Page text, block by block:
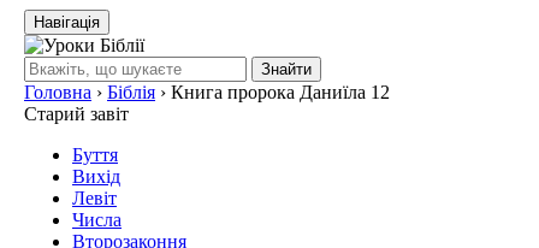
Навігація
Знайти
Головна › Біблія › Книга пророка Даниїла 12
Старий завіт
Буття
Вихід
Левіт
Числа
Второзаконня